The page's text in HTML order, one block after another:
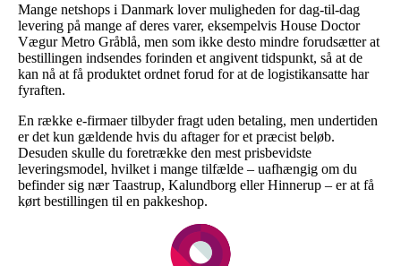
Mange netshops i Danmark lover muligheden for dag-til-dag
levering på mange af deres varer, eksempelvis House Doctor
Vægur Metro Gråblå, men som ikke desto mindre forudsætter at
bestillingen indsendes forinden et angivent tidspunkt, så at de
kan nå at få produktet ordnet forud for at de logistikansatte har
fyraften.
En række e-firmaer tilbyder fragt uden betaling, men undertiden
er det kun gældende hvis du aftager for et præcist beløb.
Desuden skulle du foretrække den mest prisbevidste
leveringsmodel, hvilket i mange tilfælde – uafhængig om du
befinder sig nær Taastrup, Kalundborg eller Hinnerup – er at få
kørt bestillingen til en pakkeshop.